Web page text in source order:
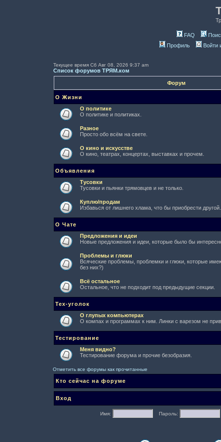
FAQ
Профиль
Войти
Текущее время Сб Авг 08, 2026 9:37 am
Список форумов ТРЯМ.ком
Форум
О Жизни
О политике
О политике и политиках.
Разное
Просто обо всём на свете.
О кино и искусстве
О кино, театрах, концертах, выставках и прочем.
Объявления
Тусовки
Тусовки и пьянки трямовцев и не только.
Куплю/продам
Избавься от лишнего хлама, что бы приобрести другой.
О Чате
Предложения и идеи
Новые предложения и идеи, которые было бы
Проблемы и глюки
Всяческие проблемы, проблемки и глюки, которые
без них?)
Всё остальное
Остальное, что не подходит под предыдущие секции.
Тех-уголок
О глупых компьютерах
О компах и программах к ним. Линки с варезом не
Тестирование
Меня видно?
Тестирование форума и прочие безобразия.
Отметить все форумы как прочитанные
Кто сейчас на форуме
Вход
Имя: Пароль: